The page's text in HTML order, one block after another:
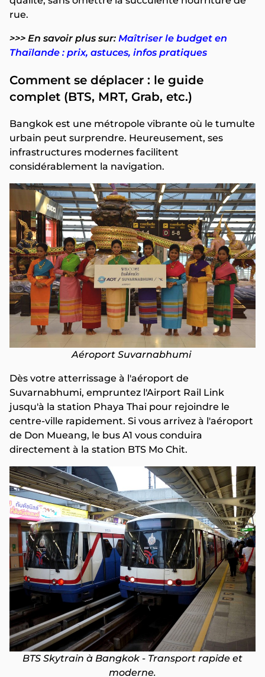
rue.
>>> En savoir plus sur: Maîtriser le budget en
Thaïlande : prix, astuces, infos pratiques
Comment se déplacer : le guide
complet (BTS, MRT, Grab, etc.)
Bangkok est une métropole vibrante où le tumulte
urbain peut surprendre. Heureusement, ses
infrastructures modernes facilitent
considérablement la navigation.
Aéroport Suvarnabhumi
Dès votre atterrissage à l'aéroport de
Suvarnabhumi, empruntez l'Airport Rail Link
jusqu'à la station Phaya Thai pour rejoindre le
centre-ville rapidement. Si vous arrivez à l'aéroport
de Don Mueang, le bus A1 vous conduira
directement à la station BTS Mo Chit.
BTS Skytrain à Bangkok - Transport rapide et
moderne.